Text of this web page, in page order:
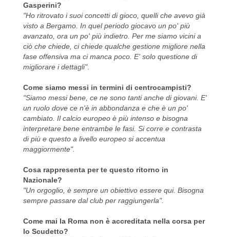
Gasperini?
"Ho ritrovato i suoi concetti di gioco, quelli che avevo già
visto a Bergamo. In quel periodo giocavo un po' più
avanzato, ora un po' più indietro. Per me siamo vicini a
ciò che chiede, ci chiede qualche gestione migliore nella
fase offensiva ma ci manca poco. E' solo questione di
migliorare i dettagli".
Come siamo messi in termini di centrocampisti?
"Siamo messi bene, ce ne sono tanti anche di giovani. E'
un ruolo dove ce n'è in abbondanza e che è un po'
cambiato. Il calcio europeo è più intenso e bisogna
interpretare bene entrambe le fasi. Si corre e contrasta
di più e questo a livello europeo si accentua
maggiormente".
Cosa rappresenta per te questo ritorno in
Nazionale?
"Un orgoglio, è sempre un obiettivo essere qui. Bisogna
sempre passare dal club per raggiungerla".
Come mai la Roma non è accreditata nella corsa per
lo Scudetto?